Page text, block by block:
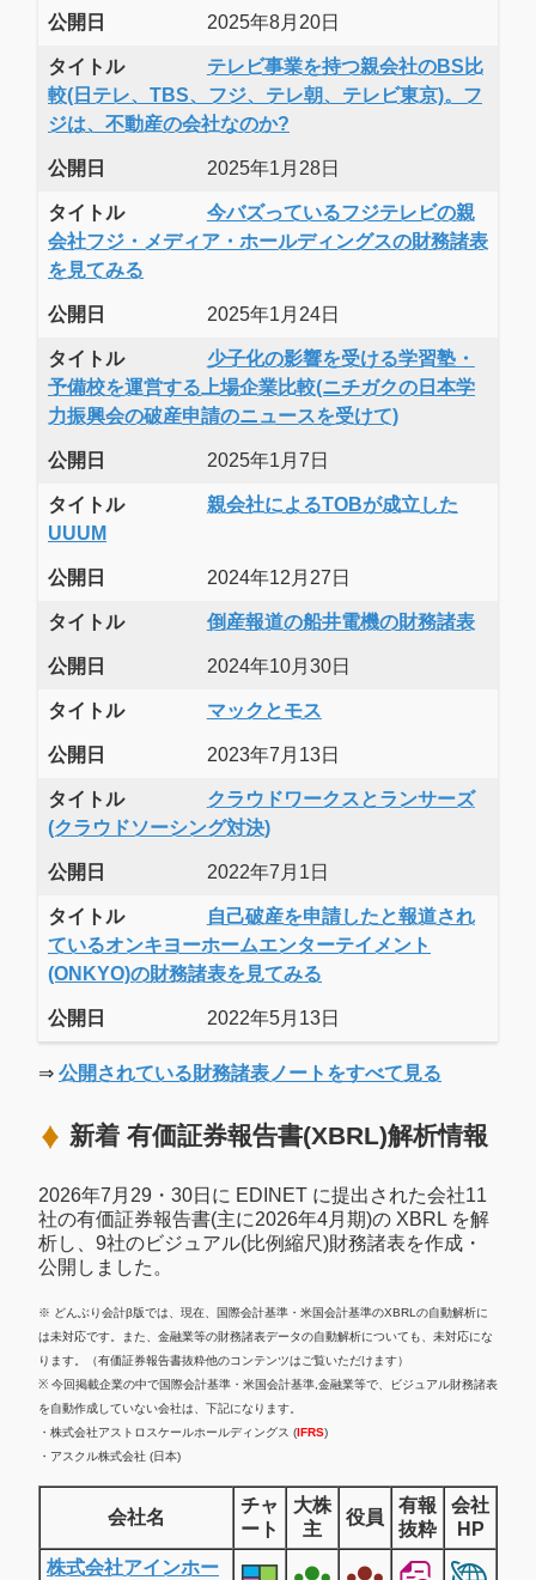
公開日 2025年8月20日
タイトル
テレビ事業を持つ親会社のBS比
較(日テレ、TBS、フジ、テレ朝、テレビ東京)。フ
ジは、不動産の会社なのか?
公開日 2025年1月28日
タイトル
今バズっているフジテレビの親
会社フジ・メディア・ホールディングスの財務諸表
を見てみる
公開日 2025年1月24日
タイトル
少子化の影響を受ける学習塾・
予備校を運営する上場企業比較(ニチガクの日本学
力振興会の破産申請のニュースを受けて)
公開日 2025年1月7日
タイトル
親会社によるTOBが成立した
UUUM
公開日 2024年12月27日
タイトル 倒産報道の船井電機の財務諸表
公開日 2024年10月30日
タイトル マックとモス
公開日 2023年7月13日
タイトル
クラウドワークスとランサーズ
(クラウドソーシング対決)
公開日 2022年7月1日
タイトル
自己破産を申請したと報道され
ているオンキヨーホームエンターテイメント
(ONKYO)の財務諸表を見てみる
公開日 2022年5月13日
⇒ 公開されている財務諸表ノートをすべて見る
新着 有価証券報告書(XBRL)解析情報
2026年7月29・30日に EDINET に提出された会社11
社の有価証券報告書(主に2026年4月期)の XBRL を解
析し、9社のビジュアル(比例縮尺)財務諸表を作成・
公開しました。
※ どんぶり会計β版では、現在、国際会計基準・米国会計基準のXBRLの自動解析に
は未対応です。また、金融業等の財務諸表データの自動解析についても、未対応にな
ります。（有価証券報告書抜粋他のコンテンツはご覧いただけます）
※ 今回掲載企業の中で国際会計基準・米国会計基準,金融業等で、ビジュアル財務諸表
を自動作成していない会社は、下記になります。
・株式会社アストロスケールホールディングス (IFRS)
・アスクル株式会社 (日本)
会社名
チャ
ート
大株
主
役員
有報
抜粋
会社
HP
株式会社アインホー